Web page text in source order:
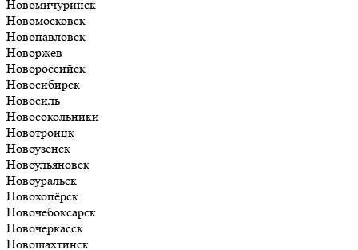
Новомичуринск
Новомосковск
Новопавловск
Новоржев
Новороссийск
Новосибирск
Новосиль
Новосокольники
Новотроицк
Новоузенск
Новоульяновск
Новоуральск
Новохопёрск
Новочебоксарск
Новочеркасск
Новошахтинск